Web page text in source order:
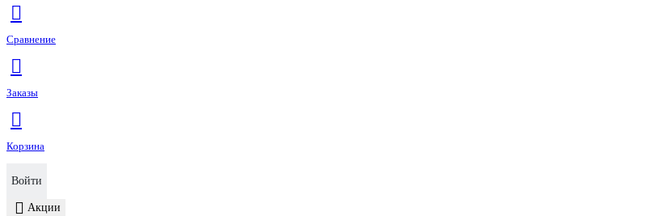
Сравнение
Заказы
Корзина
Войти
Акции